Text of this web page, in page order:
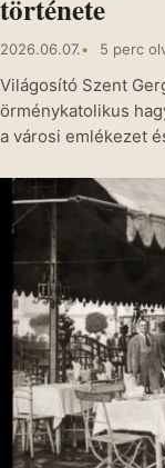
története
2026.06.07. 5 perc
Világosító Szent
örménykatolikus
a városi emlékezet